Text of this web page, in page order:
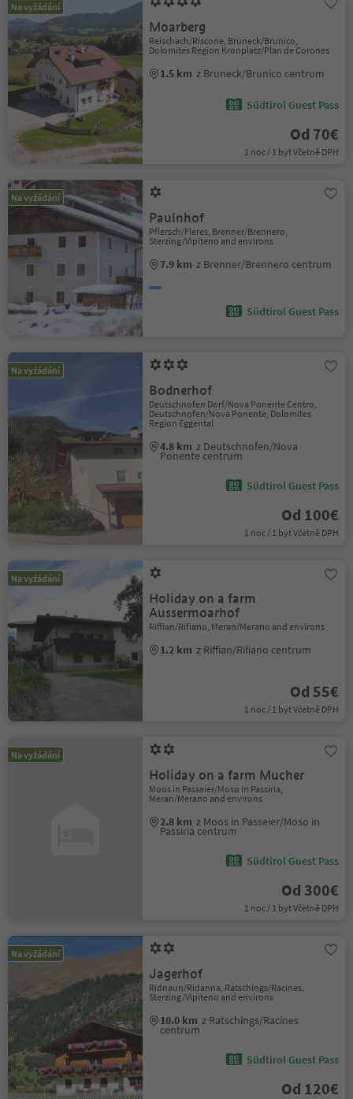
Na vyžádání
Moarberg
Reischach/Riscone, Bruneck/Brunico,
Dolomites Region Kronplatz/Plan de Corones
1.5 km z Bruneck/Brunico centrum
Südtirol Guest Pass
Od 70€
1 noc / 1 byt Včetně DPH
Na vyžádání
Paulnhof
Pflersch/Fleres, Brenner/Brennero,
Sterzing/Vipiteno and environs
7.9 km z Brenner/Brennero centrum
Südtirol Guest Pass
Na vyžádání
Bodnerhof
Deutschnofen Dorf/Nova Ponente Centro,
Deutschnofen/Nova Ponente, Dolomites
Region Eggental
4.8 km z Deutschnofen/Nova
Ponente centrum
Südtirol Guest Pass
Od 100€
1 noc / 1 byt Včetně DPH
Na vyžádání
Holiday on a farm
Aussermoarhof
Riffian/Rifiano, Meran/Merano and environs
1.2 km z Riffian/Rifiano centrum
Od 55€
1 noc / 1 byt Včetně DPH
Na vyžádání
Holiday on a farm Mucher
Moos in Passeier/Moso in Passiria,
Meran/Merano and environs
2.8 km z Moos in Passeier/Moso in
Passiria centrum
Südtirol Guest Pass
Od 300€
1 noc / 1 byt Včetně DPH
Na vyžádání
Jagerhof
Ridnaun/Ridanna, Ratschings/Racines,
Sterzing/Vipiteno and environs
10.0 km z Ratschings/Racines
centrum
Südtirol Guest Pass
Od 120€